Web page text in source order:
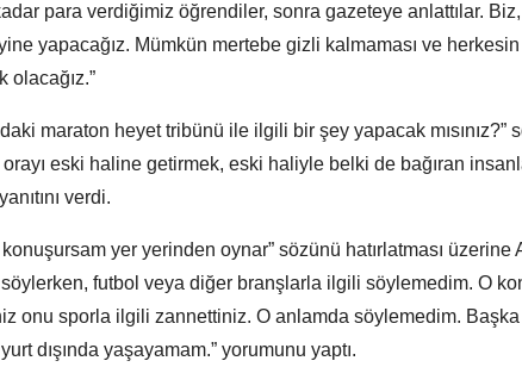
para verdiğimiz öğrendiler, sonra gazeteye anlattılar.
yapacağız. Mümkün mertebe gizli kalmaması ve herkesin
olacağız.”
maraton heyet tribünü ile ilgili bir şey yapacak mısınız?”
eski haline getirmek, eski haliyle belki de bağıran
verdi.
konuşursam yer yerinden oynar” sözünü hatırlatması üzerine
söylerken, futbol veya diğer branşlarla ilgili söylemedim. O
onu sporla ilgili zannettiniz. O anlamda söylemedim.
dışında yaşayamam.” yorumunu yaptı.